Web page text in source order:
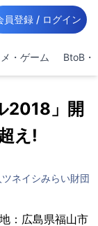
員登録 / ログイン
・ゲーム BtoB・
2018」開
え!
ネイシみらい財団
：広島県福山市